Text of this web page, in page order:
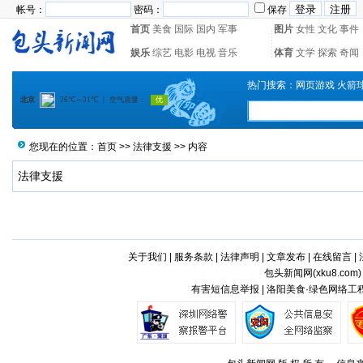
帐号： 密码：
保存
首页 美食 国际 国内 军事 图片 女性 文化 事件
娱乐 综艺 电影 电视 音乐 体育 文学 探索 奇闻
热门搜索： 网页游戏 火箭
您现在的位置： 首页 >> 法律支援 >> 内容
法律支援
关于我们 服务条款 法律声明 文章发布| 在线留言|
包头新闻网(xku8.com)
有害短信息举报 | 洛阳美食·绿色网络